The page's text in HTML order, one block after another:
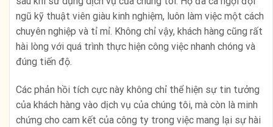
ngũ kỹ thuật viên giàu kinh nghiệm, luôn làm việc một cách
chuyên nghiệp và tỉ mỉ. Không chỉ vậy, khách hàng cũng rất
hài lòng với quá trình thực hiện công việc nhanh chóng và
đúng tiến độ.
Các phản hồi tích cực này không chỉ thể hiện sự tin tưởng
của khách hàng vào dịch vụ của chúng tôi, mà còn là minh
chứng cho cam kết của công ty trong việc mang lại sự hài